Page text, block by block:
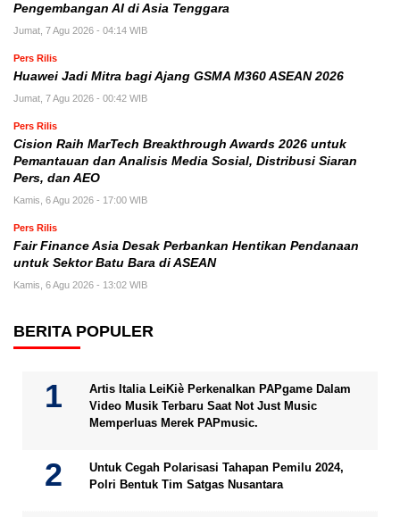
Pengembangan AI di Asia Tenggara
Jumat, 7 Agu 2026 - 04:14 WIB
Pers Rilis
Huawei Jadi Mitra bagi Ajang GSMA M360 ASEAN 2026
Jumat, 7 Agu 2026 - 00:42 WIB
Pers Rilis
Cision Raih MarTech Breakthrough Awards 2026 untuk
Pemantauan dan Analisis Media Sosial, Distribusi Siaran
Pers, dan AEO
Kamis, 6 Agu 2026 - 17:00 WIB
Pers Rilis
Fair Finance Asia Desak Perbankan Hentikan Pendanaan
untuk Sektor Batu Bara di ASEAN
Kamis, 6 Agu 2026 - 13:02 WIB
BERITA POPULER
Artis Italia LeiKiè Perkenalkan PAPgame Dalam
Video Musik Terbaru Saat Not Just Music
Memperluas Merek PAPmusic.
Untuk Cegah Polarisasi Tahapan Pemilu 2024,
Polri Bentuk Tim Satgas Nusantara